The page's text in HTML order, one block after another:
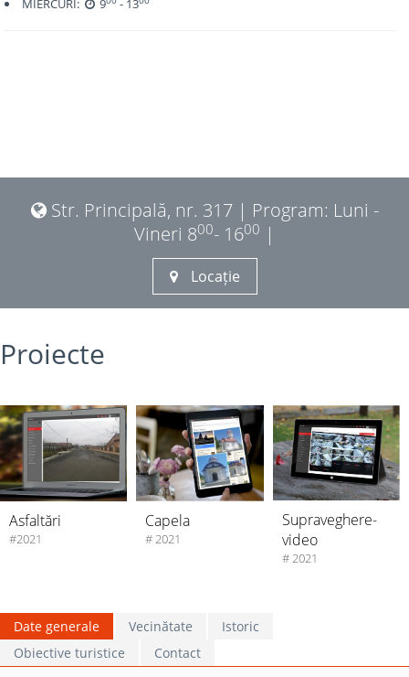
MIERCURI: 9 - 13
Str. Principală, nr. 317 | Program: Luni -
Vineri 800- 1600 |
Locație
Proiecte
Asfaltări
#2021
Capela
# 2021
Supraveghere-
video
# 2021
Date generale Vecinătate
Istoric
Obiective turistice
Contact